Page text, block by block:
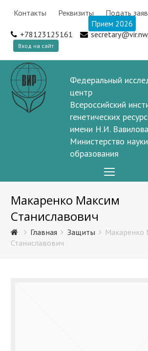
Контакты Реквизиты Подать
Прием 2026
+78123125161
Вход на сайт
Федеральный
центр
Всероссийский
генетических
имени Н.И.
Министерство
образования
Menu
Макаренко Максим
Станиславович
Главная Защиты
Макаренко
Станиславович